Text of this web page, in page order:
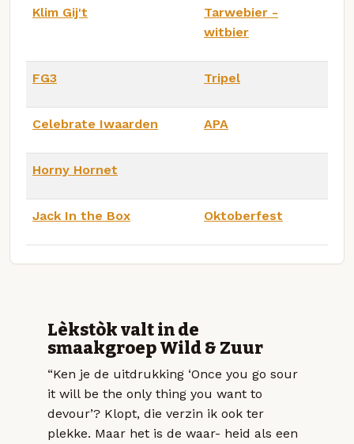
Klim Gij't
Tarwebier -
witbier
FG3 Tripel
Celebrate Iwaarden APA
Horny Hornet
Jack In the Box Oktoberfest
Lèkstòk valt in de
smaakgroep Wild & Zuur
“Ken je de uitdrukking ‘Once you go sour
it will be the only thing you want to
devour’? Klopt, die verzin ik ook ter
plekke. Maar het is de waar- heid als een